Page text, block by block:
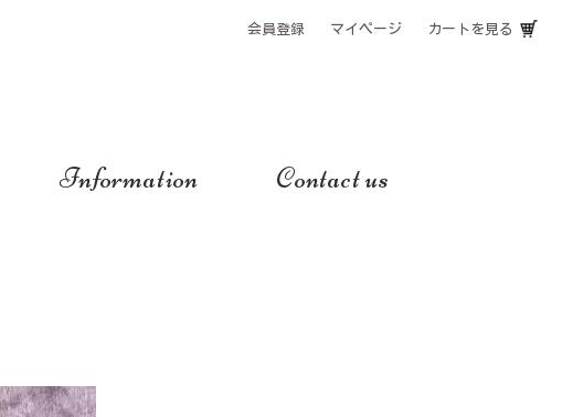
会員登録 マイページ カートを見る
Information Contact us